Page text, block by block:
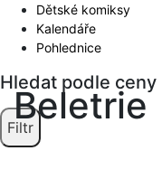
Dětské komiksy
Kalendáře
Pohlednice
Hledat podle ceny
Filtr
Beletrie